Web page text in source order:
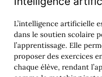
L’intelligence artificielle
dans le soutien scolaire
l’apprentissage. Elle
proposer des exercices
chaque élève, rendant